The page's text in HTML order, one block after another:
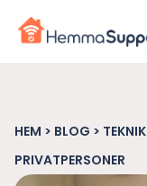
HEM > BLOG >
PRIVATPERSONER